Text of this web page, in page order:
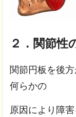
２．関節性
関節円板を後
何らかの
原因により障